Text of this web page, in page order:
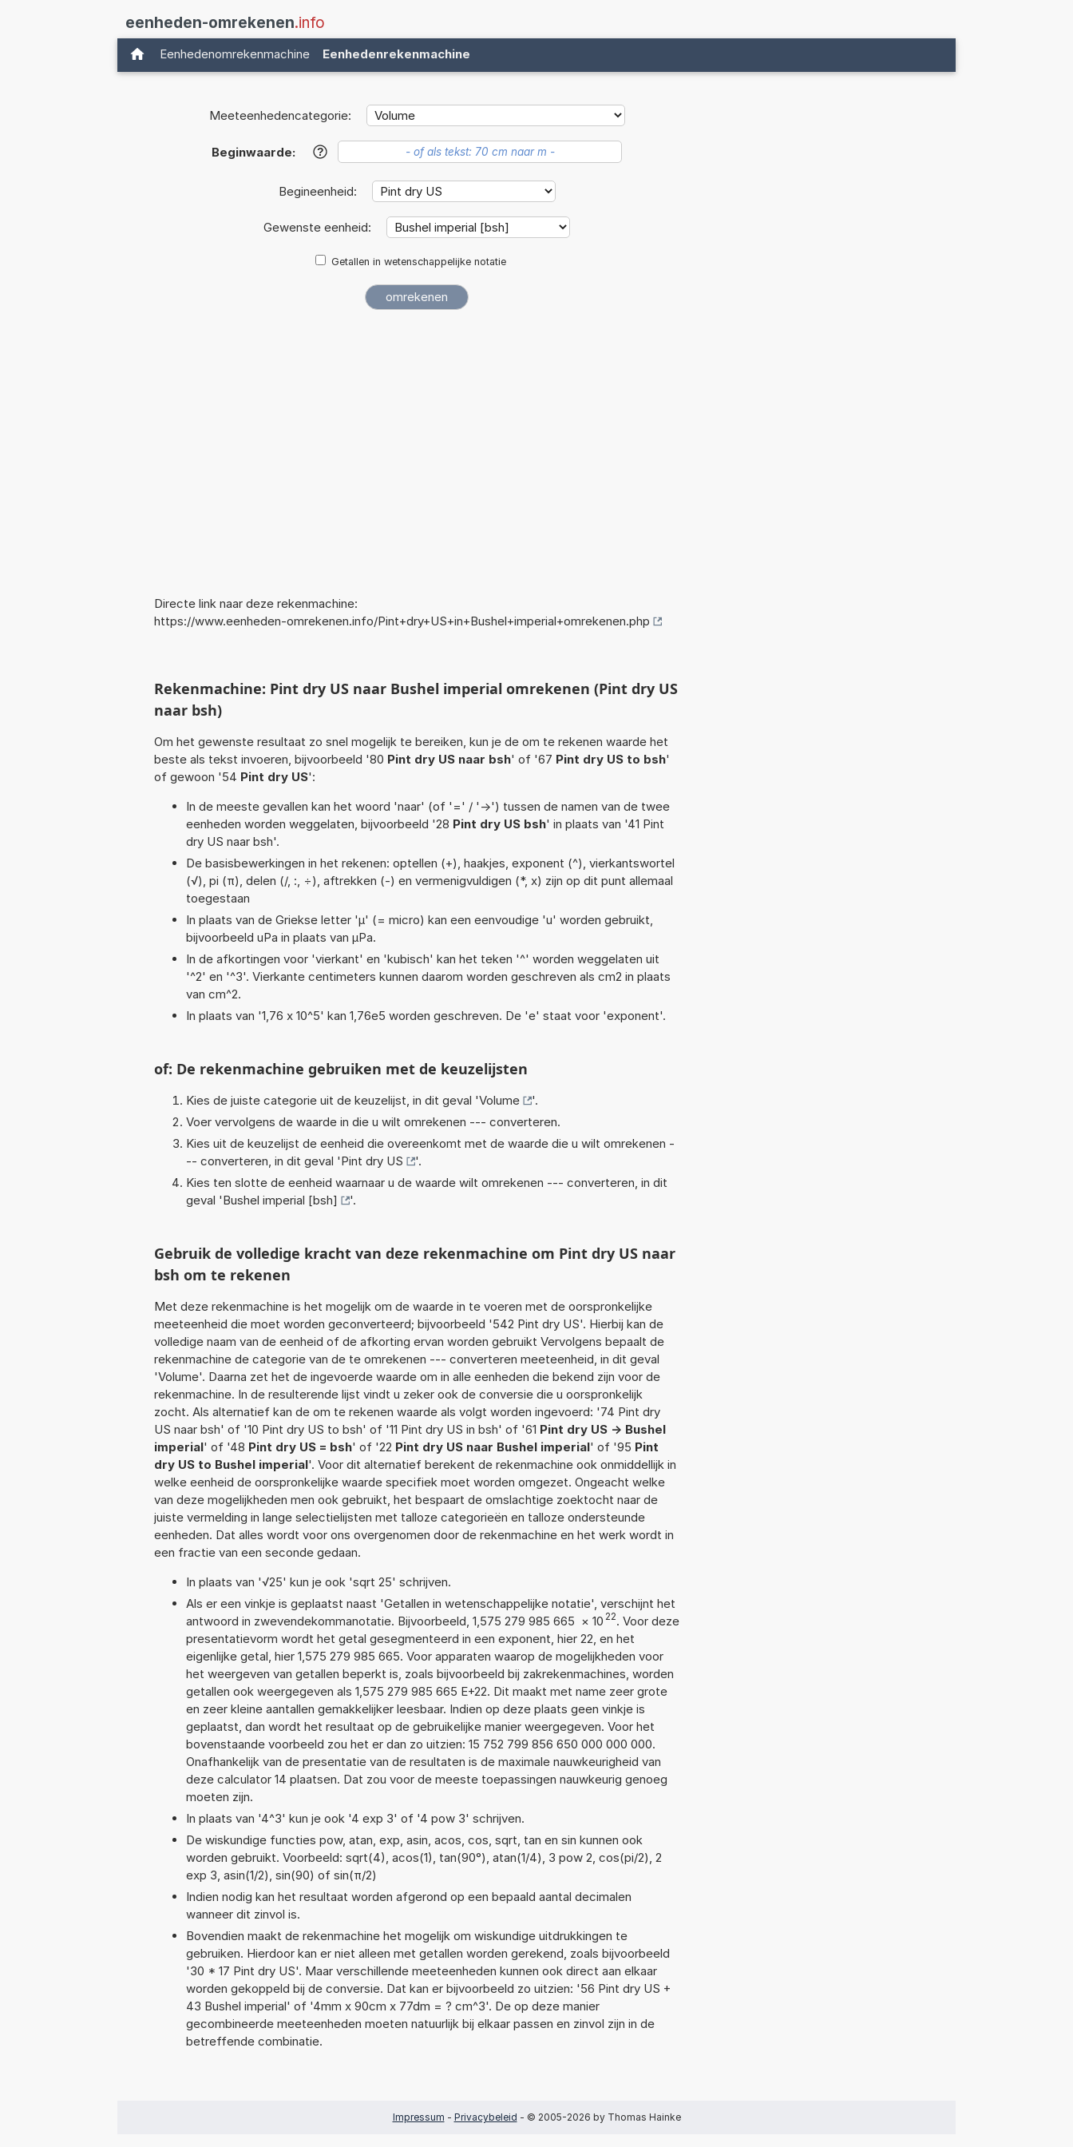
eenheden-omrekenen.info
Eenhedenomrekenmachine Eenhedenrekenmachine
Meeteenhedencategorie:
Beginwaarde: ?
Begineenheid:
Gewenste eenheid:
Getallen in wetenschappelijke notatie
Directe link naar deze rekenmachine:
https://www.eenheden-omrekenen.info/Pint+dry+US+in+Bushel+imperial+omrekenen.php
Rekenmachine: Pint dry US naar Bushel imperial omrekenen (Pint dry US
naar bsh)
Om het gewenste resultaat zo snel mogelijk te bereiken, kun je de om te rekenen waarde het
beste als tekst invoeren, bijvoorbeeld '80 Pint dry US naar bsh' of '67 Pint dry US to bsh'
of gewoon '54 Pint dry US':
In de meeste gevallen kan het woord 'naar' (of '=' / '->') tussen de namen van de twee
eenheden worden weggelaten, bijvoorbeeld '28 Pint dry US bsh' in plaats van '41 Pint
dry US naar bsh'.
De basisbewerkingen in het rekenen: optellen (+), haakjes, exponent (^), vierkantswortel
(√), pi (π), delen (/, :, ÷), aftrekken (-) en vermenigvuldigen (*, x) zijn op dit punt allemaal
toegestaan
In plaats van de Griekse letter 'µ' (= micro) kan een eenvoudige 'u' worden gebruikt,
bijvoorbeeld uPa in plaats van µPa.
In de afkortingen voor 'vierkant' en 'kubisch' kan het teken '^' worden weggelaten uit
'^2' en '^3'. Vierkante centimeters kunnen daarom worden geschreven als cm2 in plaats
van cm^2.
In plaats van '1,76 x 10^5' kan 1,76e5 worden geschreven. De 'e' staat voor 'exponent'.
of: De rekenmachine gebruiken met de keuzelijsten
Kies de juiste categorie uit de keuzelijst, in dit geval 'Volume
'.
Voer vervolgens de waarde in die u wilt omrekenen --- converteren.
Kies uit de keuzelijst de eenheid die overeenkomt met de waarde die u wilt omrekenen -
-- converteren, in dit geval 'Pint dry US
'.
Kies ten slotte de eenheid waarnaar u de waarde wilt omrekenen --- converteren, in dit
geval 'Bushel imperial [bsh] '.
Gebruik de volledige kracht van deze rekenmachine om Pint dry US naar
bsh om te rekenen
Met deze rekenmachine is het mogelijk om de waarde in te voeren met de oorspronkelijke
meeteenheid die moet worden geconverteerd; bijvoorbeeld '542 Pint dry US'. Hierbij kan de
volledige naam van de eenheid of de afkorting ervan worden gebruikt Vervolgens bepaalt de
rekenmachine de categorie van de te omrekenen --- converteren meeteenheid, in dit geval
'Volume'. Daarna zet het de ingevoerde waarde om in alle eenheden die bekend zijn voor de
rekenmachine. In de resulterende lijst vindt u zeker ook de conversie die u oorspronkelijk
zocht. Als alternatief kan de om te rekenen waarde als volgt worden ingevoerd: '74 Pint dry
US naar bsh' of '10 Pint dry US to bsh' of '11 Pint dry US in bsh' of '61 Pint dry US -> Bushel
imperial' of '48 Pint dry US = bsh' of '22 Pint dry US naar Bushel imperial' of '95 Pint
dry US to Bushel imperial'. Voor dit alternatief berekent de rekenmachine ook onmiddellijk in
welke eenheid de oorspronkelijke waarde specifiek moet worden omgezet. Ongeacht welke
van deze mogelijkheden men ook gebruikt, het bespaart de omslachtige zoektocht naar de
juiste vermelding in lange selectielijsten met talloze categorieën en talloze ondersteunde
eenheden. Dat alles wordt voor ons overgenomen door de rekenmachine en het werk wordt in
een fractie van een seconde gedaan.
In plaats van '√25' kun je ook 'sqrt 25' schrijven.
Als er een vinkje is geplaatst naast 'Getallen in wetenschappelijke notatie', verschijnt het
antwoord in zwevendekommanotatie. Bijvoorbeeld, 1,575 279 985 665 × 10 22. Voor deze
presentatievorm wordt het getal gesegmenteerd in een exponent, hier 22, en het
eigenlijke getal, hier 1,575 279 985 665. Voor apparaten waarop de mogelijkheden voor
het weergeven van getallen beperkt is, zoals bijvoorbeeld bij zakrekenmachines, worden
getallen ook weergegeven als 1,575 279 985 665 E+22. Dit maakt met name zeer grote
en zeer kleine aantallen gemakkelijker leesbaar. Indien op deze plaats geen vinkje is
geplaatst, dan wordt het resultaat op de gebruikelijke manier weergegeven. Voor het
bovenstaande voorbeeld zou het er dan zo uitzien: 15 752 799 856 650 000 000 000.
Onafhankelijk van de presentatie van de resultaten is de maximale nauwkeurigheid van
deze calculator 14 plaatsen. Dat zou voor de meeste toepassingen nauwkeurig genoeg
moeten zijn.
In plaats van '4^3' kun je ook '4 exp 3' of '4 pow 3' schrijven.
De wiskundige functies pow, atan, exp, asin, acos, cos, sqrt, tan en sin kunnen ook
worden gebruikt. Voorbeeld: sqrt(4), acos(1), tan(90°), atan(1/4), 3 pow 2, cos(pi/2), 2
exp 3, asin(1/2), sin(90) of sin(π/2)
Indien nodig kan het resultaat worden afgerond op een bepaald aantal decimalen
wanneer dit zinvol is.
Bovendien maakt de rekenmachine het mogelijk om wiskundige uitdrukkingen te
gebruiken. Hierdoor kan er niet alleen met getallen worden gerekend, zoals bijvoorbeeld
'30 * 17 Pint dry US'. Maar verschillende meeteenheden kunnen ook direct aan elkaar
worden gekoppeld bij de conversie. Dat kan er bijvoorbeeld zo uitzien: '56 Pint dry US +
43 Bushel imperial' of '4mm x 90cm x 77dm = ? cm^3'. De op deze manier
gecombineerde meeteenheden moeten natuurlijk bij elkaar passen en zinvol zijn in de
betreffende combinatie.
Impressum - Privacybeleid - © 2005-2026 by Thomas Hainke